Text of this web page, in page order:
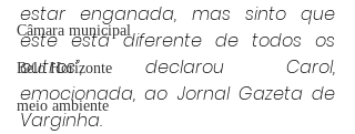
Câmara municipal
Belo Horizonte
meio ambiente
estar enganada, mas sinto que
este está diferente de todos os
outros”, declarou Carol,
emocionada, ao Jornal Gazeta de
Varginha.